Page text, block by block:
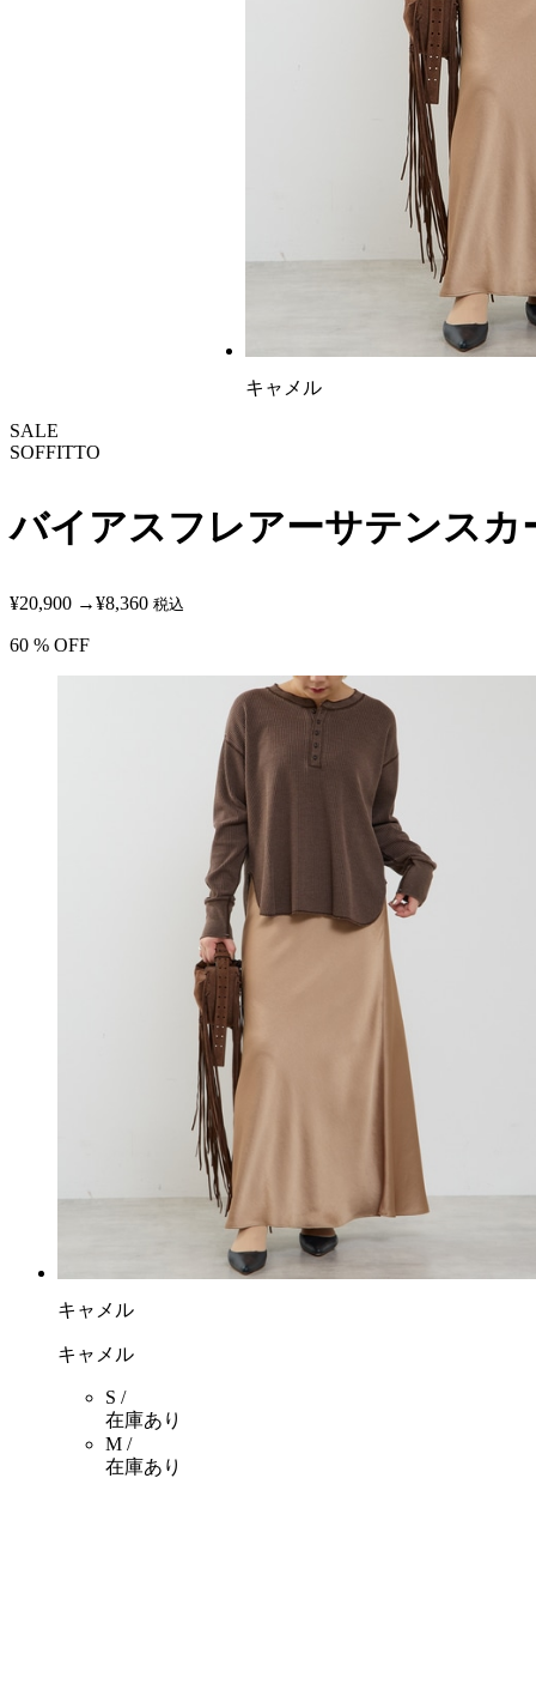
キャメル
SALE
SOFFITTO
バイアスフレアーサテンスカ
¥20,900 →¥8,360 税込
60 % OFF
キャメル
キャメル
S /
在庫あり
M /
在庫あり